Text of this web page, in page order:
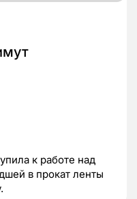
к работе над
в прокат ленты